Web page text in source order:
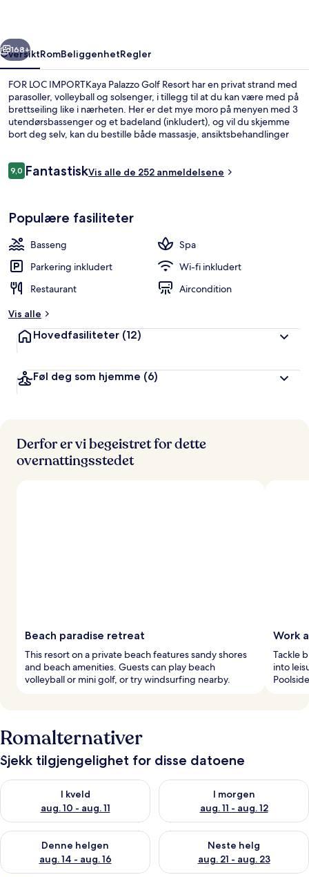
Neste
168+
OversiktRomBeliggenhetRegler
FOR LOC IMPORTKaya Palazzo Golf Resort har en privat strand med
parasoller, volleyball og solsenger, i tillegg til at du kan være med på
brettseiling like i nærheten. Her er det mye moro på menyen med 3
utendørsbassenger og et badeland (inkludert), og vil du skjemme
bort deg selv, kan du bestille både massasje, ansiktsbehandlinger
resort-hotellet i luksuriøs stil, er 2 innendørsbassenger, en golfbane
Anmeldelser
9,09,0 av 10 –
FantastiskVis alle de 252 anmeldelsene
Populære fasiliteter
Basseng
Spa
Parkering inkludert
Wi-fi inkludert
Restaurant
Aircondition
Vis alle
Hovedfasiliteter (12)
Føl deg som hjemme (6)
Derfor er vi begeistret for dette
overnattingsstedet
Beach paradise retreat
This resort on a private beach features sandy shores
and beach amenities. Guests can play beach
volleyball or mini golf, or try windsurfing nearby.
Work
Tackle
into
Romalternativer
Sjekk tilgjengelighet for disse datoene
I kveld
aug. 10 - aug. 11
Sjekk tilgjengelighet for i kveld, aug. 10 - aug. 11
I morgen
aug. 11 - aug. 12
Sjekk tilgjengelighet for i
Denne helgen
aug. 14 - aug. 16
Sjekk tilgjengelighet for denne helgen, aug. 14 - aug. 16
Neste helg
aug. 21 - aug. 23
Sjekk tilgjengelighet for